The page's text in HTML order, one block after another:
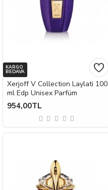
KARGO
BEDAVA
Xerjoff V Collection Laylati 100
ml Edp Unisex Parfüm
954,00TL